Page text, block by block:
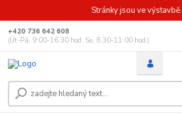
Stránky jsou ve výstavbě.
+420 736 642 608
(Út-Pá, 9:00-16.30 hod. So, 8.30-11:00 hod.)